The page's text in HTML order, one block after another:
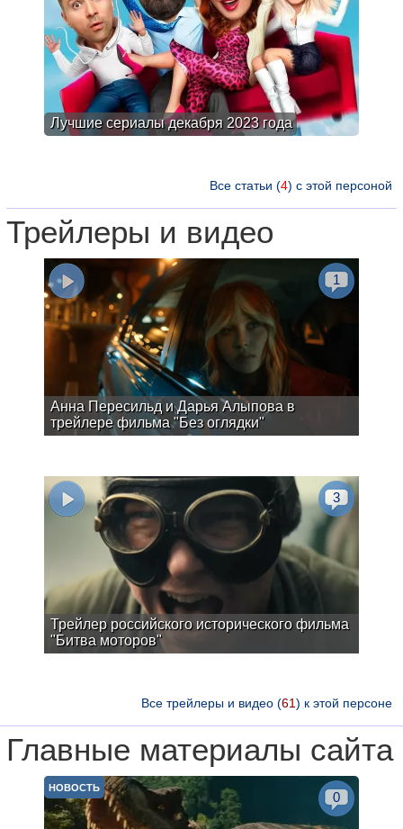
Лучшие сериалы декабря 2023 года
Все статьи (4) с этой персоной
Трейлеры и видео
Анна Пересильд и Дарья Алыпова в
трейлере фильма "Без оглядки"
1
Трейлер российского исторического фильма
"Битва моторов"
3
Все трейлеры и видео (61) к этой персоне
Главные материалы сайта
НОВОСТЬ
0